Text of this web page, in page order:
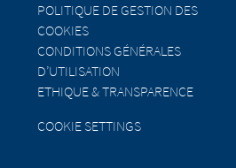
POLITIQUE DE GESTION DES
COOKIES
CONDITIONS GÉNÉRALES
D’UTILISATION
ETHIQUE & TRANSPARENCE
COOKIE SETTINGS